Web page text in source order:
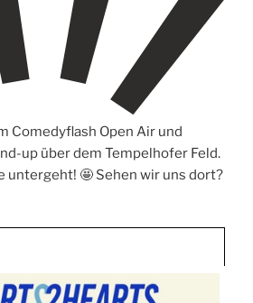
Comedyflash Open Air und
up über dem Tempelhofer Feld.
untergeht! 🤩 Sehen wir uns dort?